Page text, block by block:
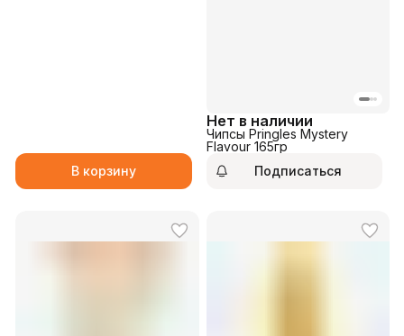
В корзину
Нет в наличии
Чипсы Pringles Mystery
Flavour 165гр
Подписаться